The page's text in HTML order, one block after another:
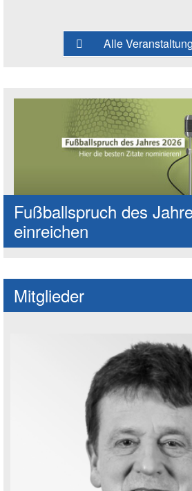
Alle
Fußballspruch des
einreichen
Mitglieder